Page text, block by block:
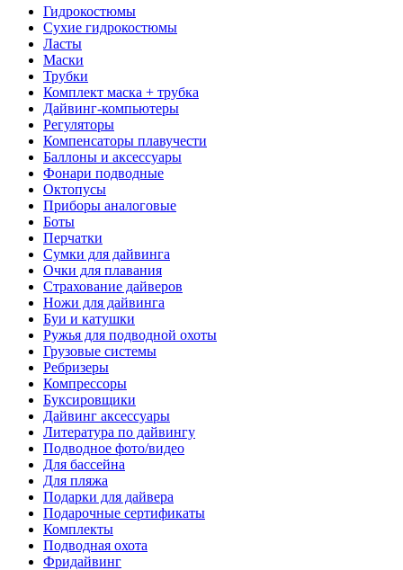
Гидрокостюмы
Сухие гидрокостюмы
Ласты
Маски
Трубки
Комплект маска + трубка
Дайвинг-компьютеры
Регуляторы
Компенсаторы плавучести
Баллоны и аксессуары
Фонари подводные
Октопусы
Приборы аналоговые
Боты
Перчатки
Сумки для дайвинга
Очки для плавания
Страхование дайверов
Ножи для дайвинга
Буи и катушки
Ружья для подводной охоты
Грузовые системы
Ребризеры
Компрессоры
Буксировщики
Дайвинг аксессуары
Литература по дайвингу
Подводное фото/видео
Для бассейна
Для пляжа
Подарки для дайвера
Подарочные сертификаты
Комплекты
Подводная охота
Фридайвинг